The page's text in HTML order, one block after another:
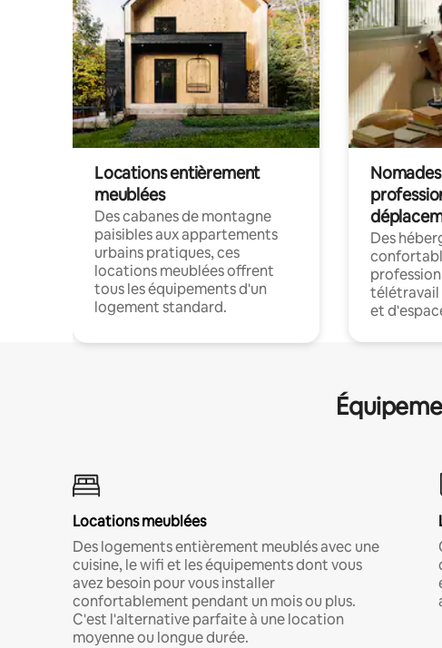
Locations entièrement
meublées
Des cabanes de montagne
paisibles aux appartements
urbains pratiques, ces
locations meublées offrent
tous les équipements d'un
logement standard.
Des
télétravail
et
Locations meublées
Des logements entièrement meublés avec une
cuisine, le wifi et les équipements dont vous
avez besoin pour vous installer
confortablement pendant un mois ou plus.
C'est l'alternative parfaite à une location
moyenne ou longue durée.